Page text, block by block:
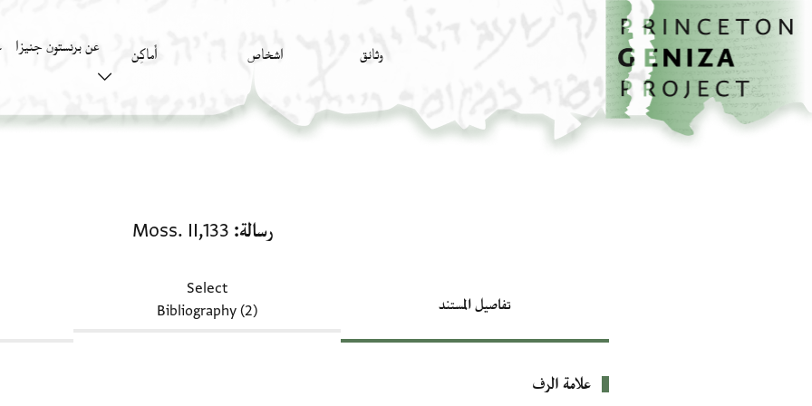
تخطي إلى المحتوى الرئيسي
الصفحة الرئيسية
وثائق اشخاص أَماكِن عن برنستون جنيزا
رسالة Moss. II,133
تفاصيل المستند
Select
Bibliography (2)
بيانات التعريف
علامة الرف